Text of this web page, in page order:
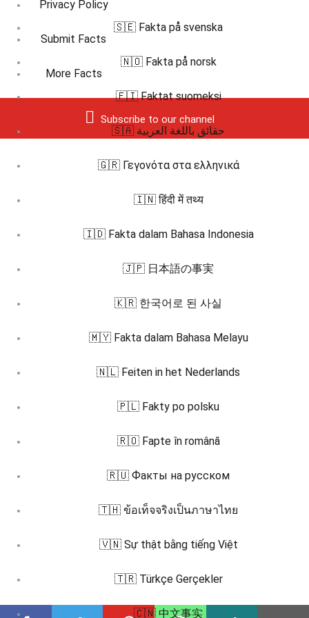
Privacy Policy
Submit Facts
More Facts
Subscribe to our channel
🇸🇪 Fakta på svenska
🇳🇴 Fakta på norsk
🇫🇮 Faktat suomeksi
🇸🇦 حقائق باللغة العربية
🇬🇷 Γεγονότα στα ελληνικά
🇮🇳 हिंदी में तथ्य
🇮🇩 Fakta dalam Bahasa Indonesia
🇯🇵 日本語の事実
🇰🇷 한국어로 된 사실
🇲🇾 Fakta dalam Bahasa Melayu
🇳🇱 Feiten in het Nederlands
🇵🇱 Fakty po polsku
🇷🇴 Fapte în română
🇷🇺 Факты на русском
🇹🇭 ข้อเท็จจริงเป็นภาษาไทย
🇻🇳 Sự thật bằng tiếng Việt
🇹🇷 Türkçe Gerçekler
🇨🇳 中文事实